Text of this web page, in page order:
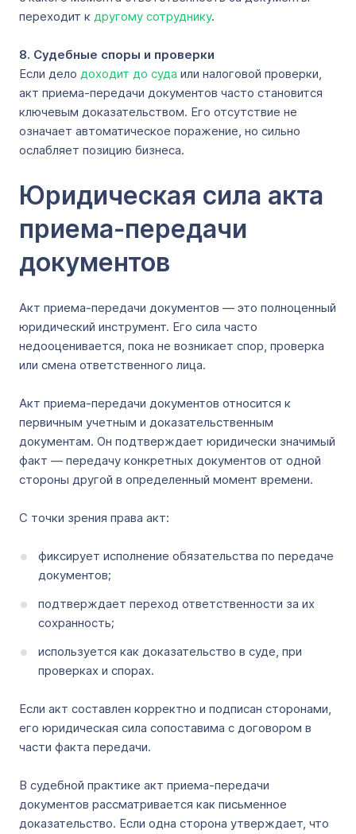
переходит к другому сотруднику.
8. Судебные споры и проверки
Если дело доходит до суда или налоговой проверки,
акт приема-передачи документов часто становится
ключевым доказательством. Его отсутствие не
означает автоматическое поражение, но сильно
ослабляет позицию бизнеса.
Юридическая сила акта
приема-передачи
документов
Акт приема-передачи документов — это полноценный
юридический инструмент. Его сила часто
недооценивается, пока не возникает спор, проверка
или смена ответственного лица.
Акт приема-передачи документов относится к
первичным учетным и доказательственным
документам. Он подтверждает юридически значимый
факт — передачу конкретных документов от одной
стороны другой в определенный момент времени.
С точки зрения права акт:
фиксирует исполнение обязательства по передаче
документов;
подтверждает переход ответственности за их
сохранность;
используется как доказательство в суде, при
проверках и спорах.
Если акт составлен корректно и подписан сторонами,
его юридическая сила сопоставима с договором в
части факта передачи.
В судебной практике акт приема-передачи
документов рассматривается как письменное
доказательство. Если одна сторона утверждает, что